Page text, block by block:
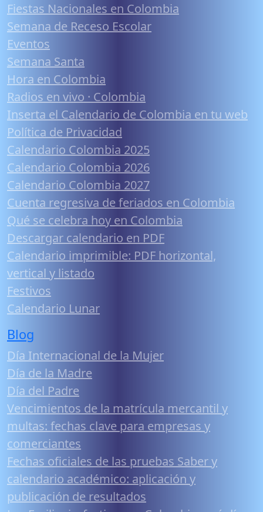
Fiestas Nacionales en Colombia
Semana de Receso Escolar
Eventos
Semana Santa
Hora en Colombia
Radios en vivo · Colombia
Inserta el Calendario de Colombia en tu web
Política de Privacidad
Calendario Colombia 2025
Calendario Colombia 2026
Calendario Colombia 2027
Cuenta regresiva de feriados en Colombia
Qué se celebra hoy en Colombia
Descargar calendario en PDF
Calendario imprimible: PDF horizontal,
vertical y listado
Festivos
Calendario Lunar
Blog
Día Internacional de la Mujer
Día de la Madre
Día del Padre
Vencimientos de la matrícula mercantil y
multas: fechas clave para empresas y
comerciantes
Fechas oficiales de las pruebas Saber y
calendario académico: aplicación y
publicación de resultados